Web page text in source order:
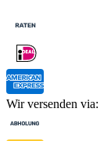
Wir versenden via: